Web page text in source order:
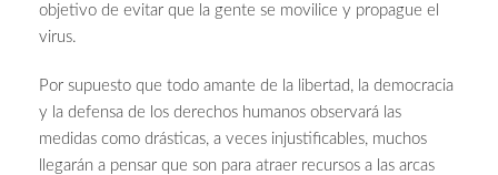
objetivo de evitar que la gente se movilice y propague el
virus.
Por supuesto que todo amante de la libertad, la democracia
y la defensa de los derechos humanos observará las
medidas como drásticas, a veces injustificables, muchos
llegarán a pensar que son para atraer recursos a las arcas